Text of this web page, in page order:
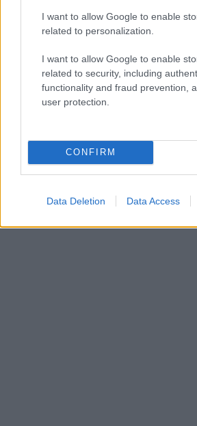
I want to allow Google to enable
related to personalization.
I want to allow Google to enable
related to security, including
functionality and fraud prevention,
user protection.
CONFIRM
Data Deletion Data Access